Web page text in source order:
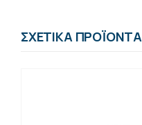
ΣΧΕΤΙΚΆ ΠΡΟΪΌΝΤΑ